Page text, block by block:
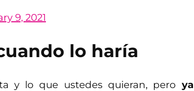
9, 2021
lo haría
y lo que ustedes quieran, pero ya